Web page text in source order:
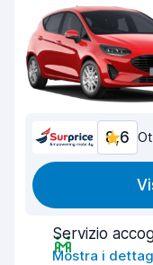
8,6
Servizio
Mostra i